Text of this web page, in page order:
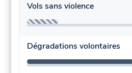
Vols sans violence
Dégradations volontaires